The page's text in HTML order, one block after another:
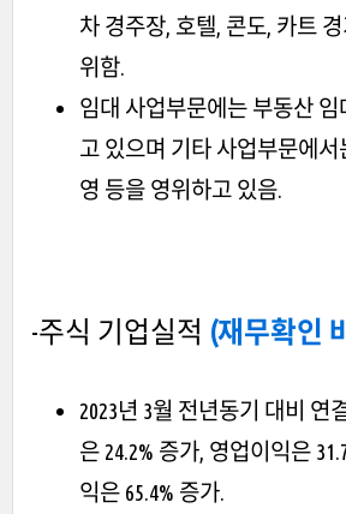
차 경주장, 호텔, 콘도, 카트
위함.
임대 사업부문에는 부동산
고 있으며 기타 사업부문에
영 등을 영위하고 있음.
-주식 기업실적 (재무확인
2023년 3월 전년동기 대비 연
은 24.2% 증가, 영업이익은
익은 65.4% 증가.